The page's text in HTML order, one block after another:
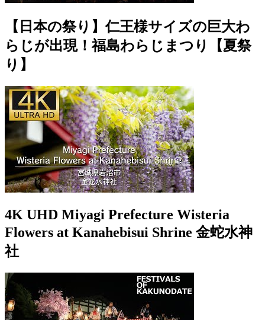
【日本の祭り】仁王様サイズの巨大わ
らじが出現！福島わらじまつり【夏祭
り】
4K UHD Miyagi Prefecture Wisteria
Flowers at Kanahebisui Shrine 金蛇水神
社